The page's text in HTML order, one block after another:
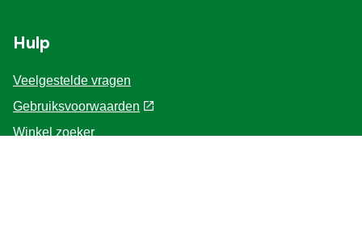
Hulp
Veelgestelde vragen
Gebruiksvoorwaarden
Winkel zoeker